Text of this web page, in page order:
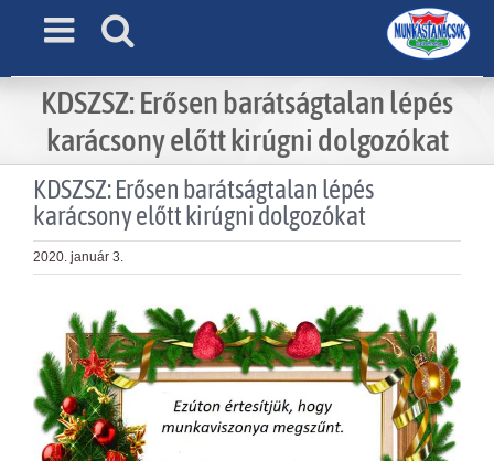
KDSZSZ: Erősen barátságtalan lépés
karácsony előtt kirúgni dolgozókat
KDSZSZ: Erősen barátságtalan lépés
karácsony előtt kirúgni dolgozókat
2020. január 3.
View
Larger
Image